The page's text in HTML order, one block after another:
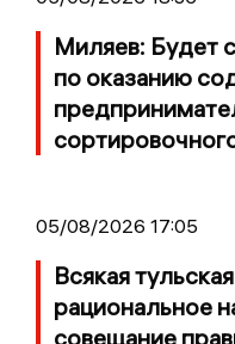
Миляев: Будет
по оказанию
05/08/2026 17:05
Всякая
рациональное
совещание